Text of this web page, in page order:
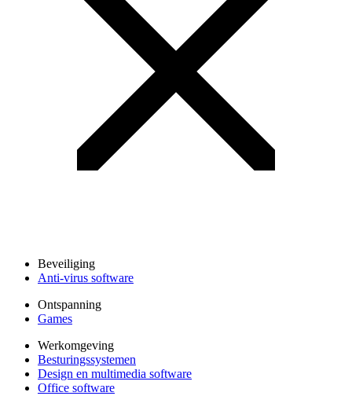
Beveiliging
Anti-virus software
Ontspanning
Games
Werkomgeving
Besturingssystemen
Design en multimedia software
Office software